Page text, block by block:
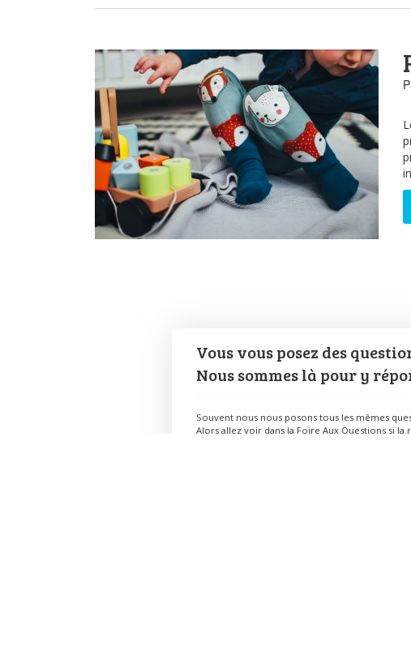
Vous vous posez des
Nous sommes là pour y
Souvent nous nous posons tous les mêmes
Alors allez voir dans la Foire Aux Questions si